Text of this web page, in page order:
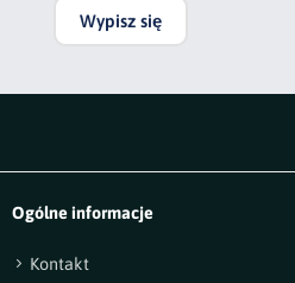
Wypisz się
Ogólne informacje
Kontakt